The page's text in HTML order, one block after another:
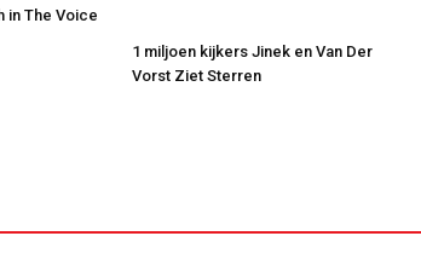
in The Voice
1 miljoen kijkers Jinek en Van Der
Vorst Ziet Sterren